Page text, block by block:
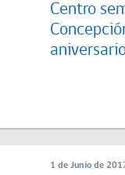
Centro
1 de Junio de